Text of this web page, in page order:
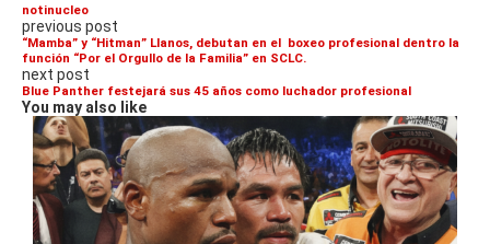
notinucleo
previous post
“Mamba” y “Hitman” Llanos, debutan en el boxeo profesional dentro la
función “Por el Orgullo de la Familia” en SCLC.
next post
Blue Panther festejará sus 45 años como luchador profesional
You may also like